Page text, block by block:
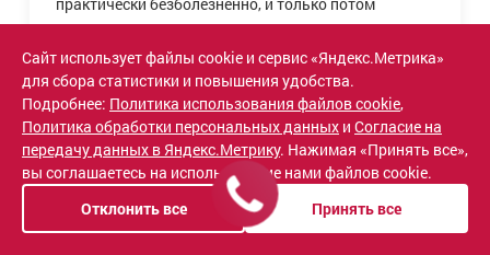
женщины сталкиваются с уродливой синей
паутиной на ногах. В клинике врач-флеболог
Гильфанов посоветовал эффективное удаление
сосудистых звездочек на ногах малоинвазивной
методикой — введением склерозирующего
препарата, сказал, что пока можно обойтись без
лазера, и предложил склеротерапию — делают
инъекцию, и сосуд «склеивается». Делала в конце
августа этого года. После процедуры немного
болело место укола, но всё прошло через пару дней.
Сайт использует файлы cookie и сервис «Яндекс.Метрика»
для сбора статистики и повышения удобства.
Подробнее: Политика использования файлов cookie,
Политика обработки персональных данных и Согласие на
передачу данных в Яндекс.Метрику. Нажимая «Принять все»,
вы соглашаетесь на использование нами файлов cookie.
Отклонить все
Принять все